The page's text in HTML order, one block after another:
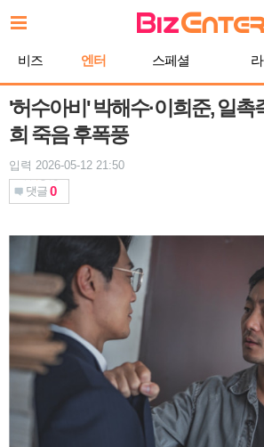
문
비즈 엔터 스페셜
'허수아비' 박해수·이희준, 일
희 죽음 후폭풍
입력 2026-05-12 21:50
댓글 0